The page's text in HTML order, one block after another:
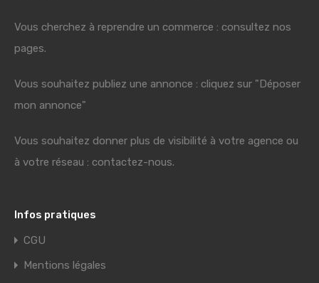
Vous cherchez à reprendre un commerce : consultez nos
pages.
Vous souhaitez publiez une annonce : cliquez sur "Déposer
mon annonce"
Vous souhaitez donner plus de visibilité à votre agence ou
à votre réseau : contactez-nous.
Infos pratiques
CGU
Mentions légales